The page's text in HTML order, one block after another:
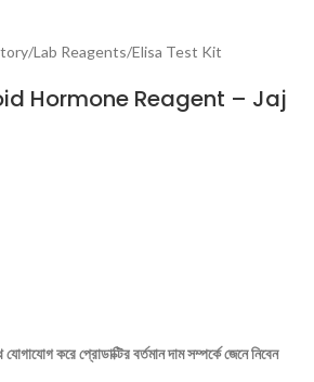
/Lab Reagents/Elisa Test Kit
Hormone Reagent – Jaj
যোগাযোগকরেপ্রোডাক্টিরবর্তমানদামসম্পর্কেজেনেনিবেন